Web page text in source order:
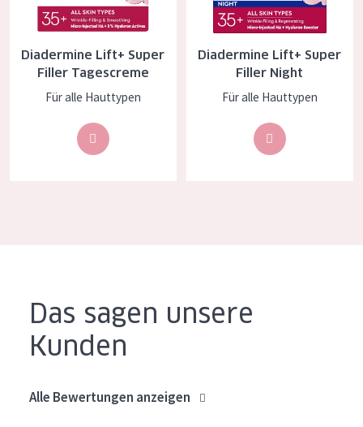
HAUTTYP
Empfindliche Haut
Normale bis trockene Haut
Mischhaut und fettige Haut
Reife Haut
Reife Haut
Diadermine Lift+ Super
Filler Tagescreme
Für alle Hauttypen
Diadermine Lift+ Super
Filler Night
Für alle Hauttypen
Das sagen unsere
Kunden
Alle Bewertungen anzeigen